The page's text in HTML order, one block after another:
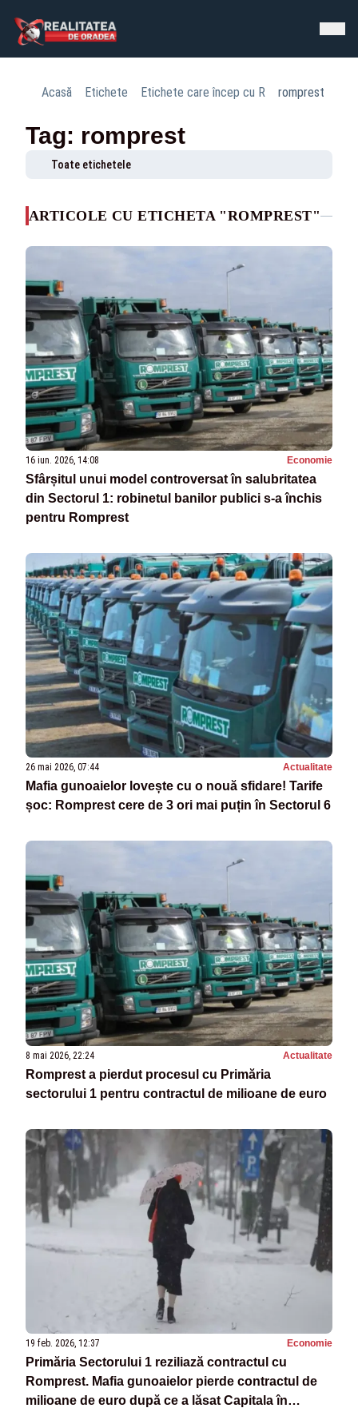
Acasă Etichete Etichete care încep cu R romprest
Tag: romprest
Toate etichetele
ARTICOLE CU ETICHETA "ROMPREST"
16 iun. 2026, 14:08 Economie
Sfârșitul unui model controversat în salubritatea
din Sectorul 1: robinetul banilor publici s-a închis
pentru Romprest
26 mai 2026, 07:44 Actualitate
Mafia gunoaielor lovește cu o nouă sfidare! Tarife
șoc: Romprest cere de 3 ori mai puțin în Sectorul 6
8 mai 2026, 22:24 Actualitate
Romprest a pierdut procesul cu Primăria
sectorului 1 pentru contractul de milioane de euro
19 feb. 2026, 12:37 Economie
Primăria Sectorului 1 reziliază contractul cu
Romprest. Mafia gunoaielor pierde contractul de
milioane de euro după ce a lăsat Capitala în